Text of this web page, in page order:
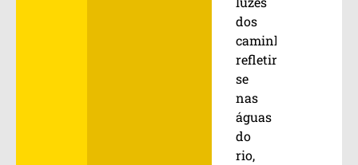
dos
caminhões
refletirem-
se
nas
águas
do
rio,